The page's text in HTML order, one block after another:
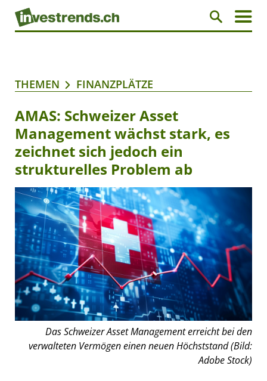
THEMEN FINANZPLÄTZE
AMAS: Schweizer Asset
Management wächst stark, es
zeichnet sich jedoch ein
strukturelles Problem ab
Das Schweizer Asset Management erreicht bei den
verwalteten Vermögen einen neuen Höchststand (Bild:
Adobe Stock)